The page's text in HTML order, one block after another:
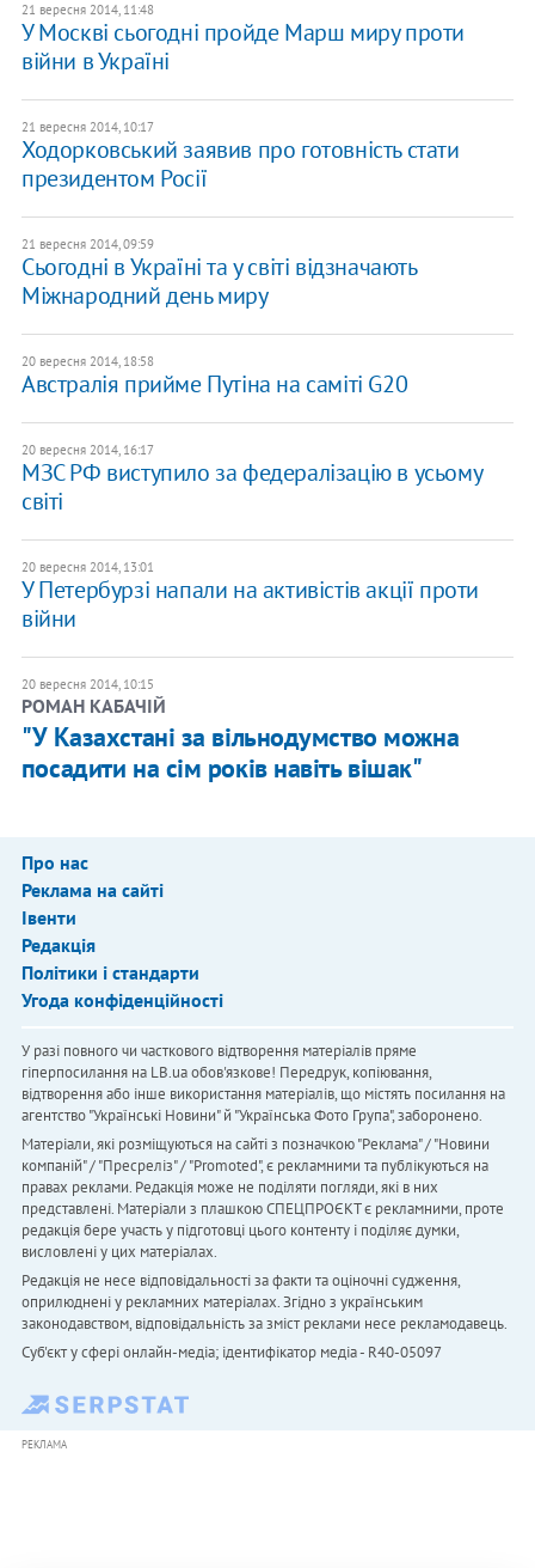
21 вересня 2014, 11:48
У Москві сьогодні пройде Марш миру проти
війни в Україні
21 вересня 2014, 10:17
Ходорковський заявив про готовність стати
президентом Росії
21 вересня 2014, 09:59
Сьогодні в Україні та у світі відзначають
Міжнародний день миру
20 вересня 2014, 18:58
Австралія прийме Путіна на саміті G20
20 вересня 2014, 16:17
МЗС РФ виступило за федералізацію в усьому
світі
20 вересня 2014, 13:01
У Петербурзі напали на активістів акції проти
війни
20 вересня 2014, 10:15
РОМАН КАБАЧІЙ
"У Казахстані за вільнодумство можна
посадити на сім років навіть вішак"
Про нас
Реклама на сайті
Івенти
Редакція
Політики і стандарти
Угода конфіденційності
У разі повного чи часткового відтворення матеріалів пряме
гіперпосилання на LB.ua обов'язкове! Передрук, копіювання,
відтворення або інше використання матеріалів, що містять посилання на
агентство "Українськi Новини" й "Українська Фото Група", заборонено.
Матеріали, які розміщуються на сайті з позначкою "Реклама" / "Новини
компаній" / "Пресреліз" / "Promoted", є рекламними та публікуються на
правах реклами. Редакція може не поділяти погляди, які в них
представлені. Матеріали з плашкою СПЕЦПРОЄКТ є рекламними, проте
редакція бере участь у підготовці цього контенту і поділяє думки,
висловлені у цих матеріалах.
Редакція не несе відповідальності за факти та оціночні судження,
оприлюднені у рекламних матеріалах. Згідно з українським
законодавством, відповідальність за зміст реклами несе рекламодавець.
Cуб'єкт у сфері онлайн-медіа; ідентифікатор медіа - R40-05097
РЕКЛАМА